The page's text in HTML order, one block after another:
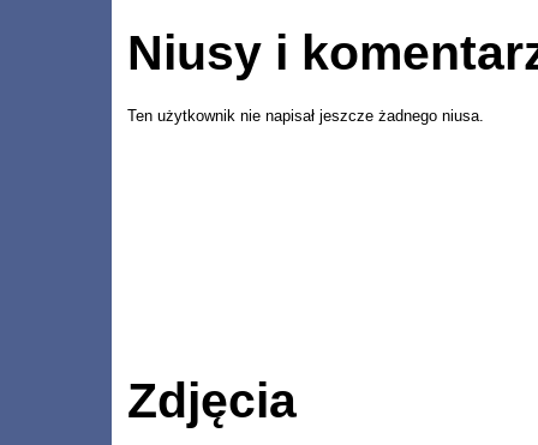
Niusy i
Ten użytkownik nie napisał jeszcze żadnego niusa.
Zdjęcia